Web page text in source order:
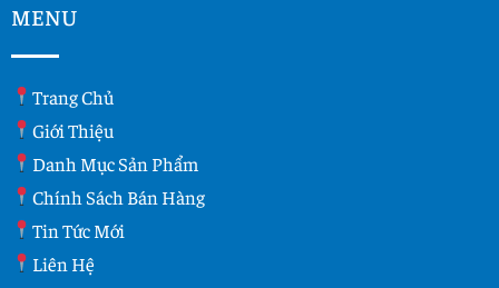
MENU
Trang Chủ
Giới Thiệu
Danh Mục Sản Phẩm
Chính Sách Bán Hàng
Tin Tức Mới
Liên Hệ